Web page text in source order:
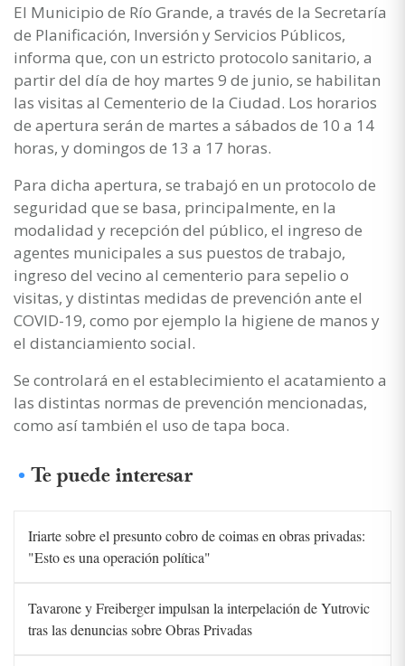
El Municipio de Río Grande, a través de la Secretaría
de Planificación, Inversión y Servicios Públicos,
informa que, con un estricto protocolo sanitario, a
partir del día de hoy martes 9 de junio, se habilitan
las visitas al Cementerio de la Ciudad. Los horarios
de apertura serán de martes a sábados de 10 a 14
horas, y domingos de 13 a 17 horas.
Para dicha apertura, se trabajó en un protocolo de
seguridad que se basa, principalmente, en la
modalidad y recepción del público, el ingreso de
agentes municipales a sus puestos de trabajo,
ingreso del vecino al cementerio para sepelio o
visitas, y distintas medidas de prevención ante el
COVID-19, como por ejemplo la higiene de manos y
el distanciamiento social.
Se controlará en el establecimiento el acatamiento a
las distintas normas de prevención mencionadas,
como así también el uso de tapa boca.
Te puede interesar
Iriarte sobre el presunto cobro de coimas en obras privadas:
"Esto es una operación política"
Tavarone y Freiberger impulsan la interpelación de Yutrovic
tras las denuncias sobre Obras Privadas